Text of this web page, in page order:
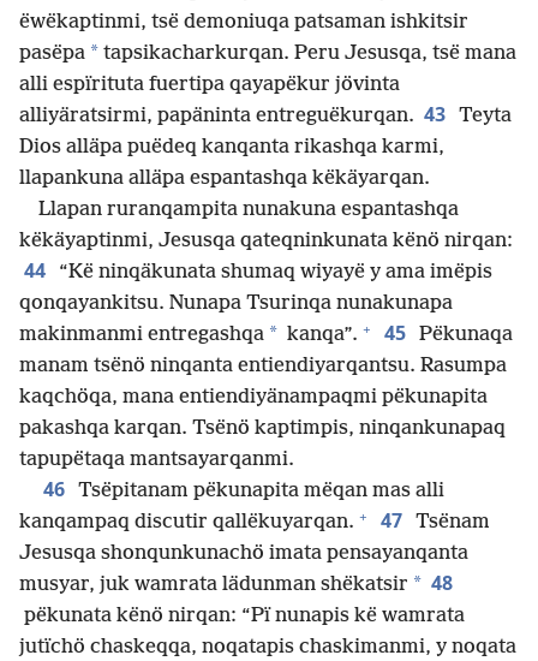
ëwëkaptinmi, tsë demoniuqa patsaman ishkitsir
pasëpa * tapsikacharkurqan. Peru Jesusqa, tsë mana
alli espïrituta fuertipa qayapëkur jövinta
alliyäratsirmi, papäninta entreguëkurqan. 43 Teyta
Dios alläpa puëdeq kanqanta rikashqa karmi,
llapankuna alläpa espantashqa këkäyarqan.
Llapan ruranqampita nunakuna espantashqa
këkäyaptinmi, Jesusqa qateqninkunata kënö nirqan:
44
“Kë ninqäkunata shumaq wiyayë y ama imëpis
qonqayankitsu. Nunapa Tsurinqa nunakunapa
makinmanmi entregashqa * kanqa”. + 45 Pëkunaqa
manam tsënö ninqanta entiendiyarqantsu. Rasumpa
kaqchöqa, mana entiendiyänampaqmi pëkunapita
pakashqa karqan. Tsënö kaptimpis, ninqankunapaq
tapupëtaqa mantsayarqanmi.
46 Tsëpitanam pëkunapita mëqan mas alli
kanqampaq discutir qallëkuyarqan. + 47 Tsënam
Jesusqa shonqunkunachö imata pensayanqanta
musyar, juk wamrata lädunman shëkatsir * 48
pëkunata kënö nirqan: “Pï nunapis kë wamrata
jutïchö chaskeqqa, noqatapis chaskimanmi, y noqata